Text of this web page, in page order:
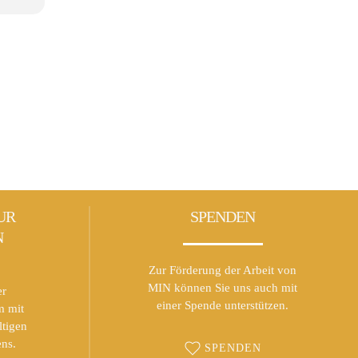
mit
SPENDEN
Zur Förderung der Arbeit von
MIN können Sie uns auch mit
einer Spende unterstützen.
SPENDEN